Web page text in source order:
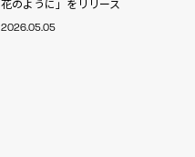
2026.05.05